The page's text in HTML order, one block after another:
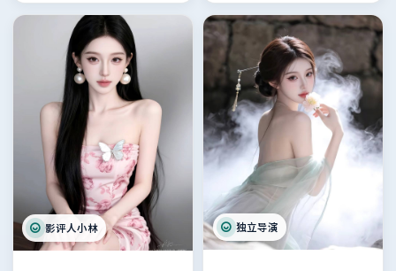
影评人小林 独立导演